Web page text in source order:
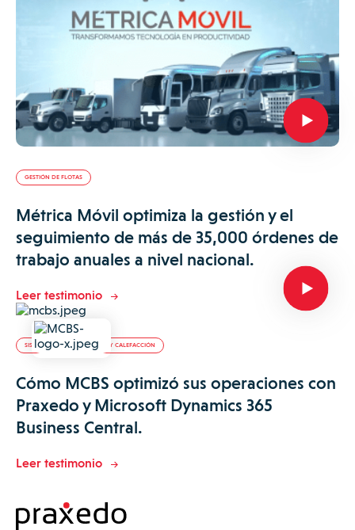
GESTIÓN DE FLOTAS
Métrica Móvil optimiza la gestión y el
seguimiento de más de 35,000 órdenes de
trabajo anuales a nivel nacional.
Leer testimonio
SISTEMAS DE CLIMATIZACIÓN Y CALEFACCIÓN
Cómo MCBS optimizó sus operaciones con
Praxedo y Microsoft Dynamics 365
Business Central.
Leer testimonio